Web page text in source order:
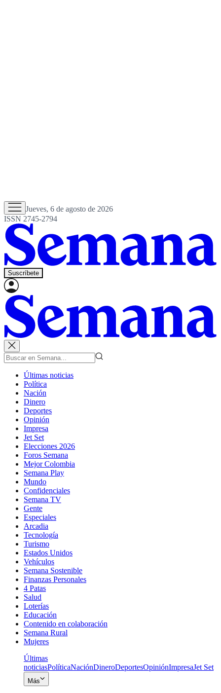
Jueves, 6 de agosto de 2026
ISSN 2745-2794
Suscríbete
Últimas noticias
Política
Nación
Dinero
Deportes
Opinión
Impresa
Jet Set
Elecciones 2026
Foros Semana
Mejor Colombia
Semana Play
Mundo
Confidenciales
Semana TV
Gente
Especiales
Arcadia
Tecnología
Turismo
Estados Unidos
Vehículos
Semana Sostenible
Finanzas Personales
4 Patas
Salud
Loterías
Educación
Contenido en colaboración
Semana Rural
Mujeres
Últimas
noticiasPolíticaNaciónDineroDeportesOpiniónImpresaJet Set
Más